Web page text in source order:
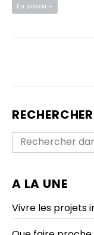
En savoir +
RECHERCHER
A LA UNE
Vivre les projets